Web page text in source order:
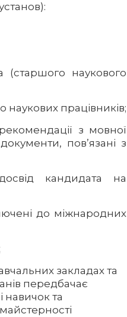
(старшого наукового
наукових працівників;
з мовної
пов’язані з
кандидата на
до міжнародних
закладах та
передбачає
навичок та